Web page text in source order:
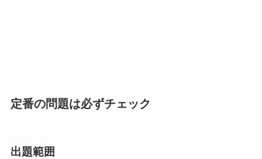
定番の問題は必ずチェック
出題範囲